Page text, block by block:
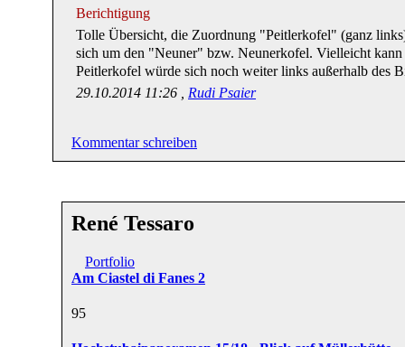
Berichtigung
Tolle Übersicht, die Zuordnung "Peitlerkofel" (ganz
sich um den "Neuner" bzw. Neunerkofel. Vielleicht
Peitlerkofel würde sich noch weiter links außerhalb des
29.10.2014 11:26 , Rudi Psaier
Kommentar schreiben
René Tessaro
Portfolio
Am Ciastel di Fanes 2
95